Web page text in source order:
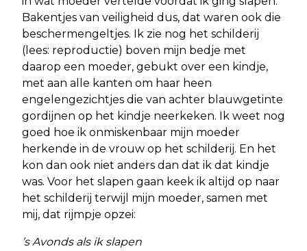
Bakentjes van veiligheid dus, dat waren ook die
beschermengeltjes. Ik zie nog het schilderij
(lees: reproductie) boven mijn bedje met
daarop een moeder, gebukt over een kindje,
met aan alle kanten om haar heen
engelengezichtjes die van achter blauwgetinte
gordijnen op het kindje neerkeken. Ik weet nog
goed hoe ik onmiskenbaar mijn moeder
herkende in de vrouw op het schilderij. En het
kon dan ook niet anders dan dat ik dat kindje
was. Voor het slapen gaan keek ik altijd op naar
het schilderij terwijl mijn moeder, samen met
mij, dat rijmpje opzei:
’s Avonds als ik slapen